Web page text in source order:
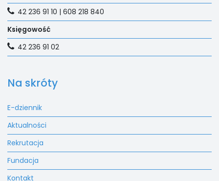
Na skróty
E-dziennik
Aktualności
Rekrutacja
Fundacja
Kontakt
42 236 91 10 | 608 218 840
Księgowość
42 236 91 02